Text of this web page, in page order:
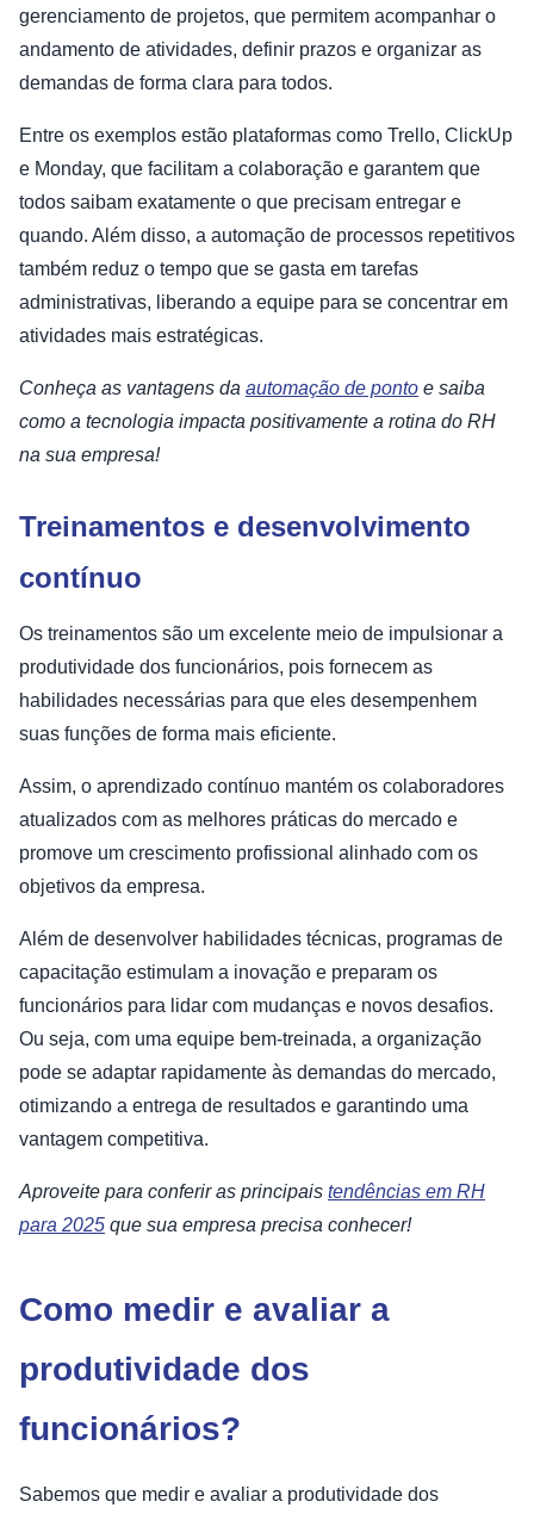
gerenciamento de projetos, que permitem acompanhar o
andamento de atividades, definir prazos e organizar as
demandas de forma clara para todos.
Entre os exemplos estão plataformas como Trello, ClickUp
e Monday, que facilitam a colaboração e garantem que
todos saibam exatamente o que precisam entregar e
quando. Além disso, a automação de processos repetitivos
também reduz o tempo que se gasta em tarefas
administrativas, liberando a equipe para se concentrar em
atividades mais estratégicas.
Conheça as vantagens da automação de ponto e saiba
como a tecnologia impacta positivamente a rotina do RH
na sua empresa!
Treinamentos e desenvolvimento
contínuo
Os treinamentos são um excelente meio de impulsionar a
produtividade dos funcionários, pois fornecem as
habilidades necessárias para que eles desempenhem
suas funções de forma mais eficiente.
Assim, o aprendizado contínuo mantém os colaboradores
atualizados com as melhores práticas do mercado e
promove um crescimento profissional alinhado com os
objetivos da empresa.
Além de desenvolver habilidades técnicas, programas de
capacitação estimulam a inovação e preparam os
funcionários para lidar com mudanças e novos desafios.
Ou seja, com uma equipe bem-treinada, a organização
pode se adaptar rapidamente às demandas do mercado,
otimizando a entrega de resultados e garantindo uma
vantagem competitiva.
Aproveite para conferir as principais tendências em RH
para 2025 que sua empresa precisa conhecer!
Como medir e avaliar a
produtividade dos
funcionários?
Sabemos que medir e avaliar a produtividade dos